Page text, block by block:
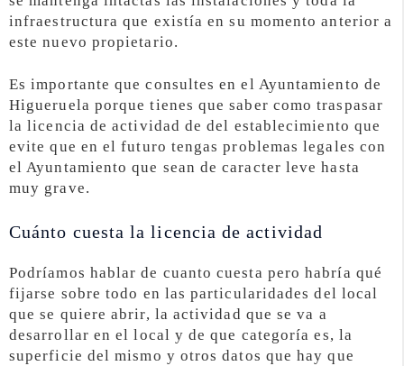
infraestructura que existía en su momento anterior a
este nuevo propietario.
Es importante que consultes en el Ayuntamiento de
Higueruela porque tienes que saber como traspasar
la licencia de actividad de del establecimiento que
evite que en el futuro tengas problemas legales con
el Ayuntamiento que sean de caracter leve hasta
muy grave.
Cuánto cuesta la licencia de actividad
Podríamos hablar de cuanto cuesta pero habría qué
fijarse sobre todo en las particularidades del local
que se quiere abrir, la actividad que se va a
desarrollar en el local y de que categoría es, la
superficie del mismo y otros datos que hay que